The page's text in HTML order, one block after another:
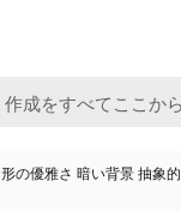
の優雅さ 暗い背景 抽象